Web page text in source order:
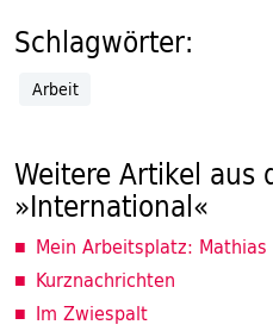
Schlagwörter:
Arbeit
Weitere Artikel aus
»International«
Mein Arbeitsplatz: Mathias
Kurznachrichten
Im Zwiespalt